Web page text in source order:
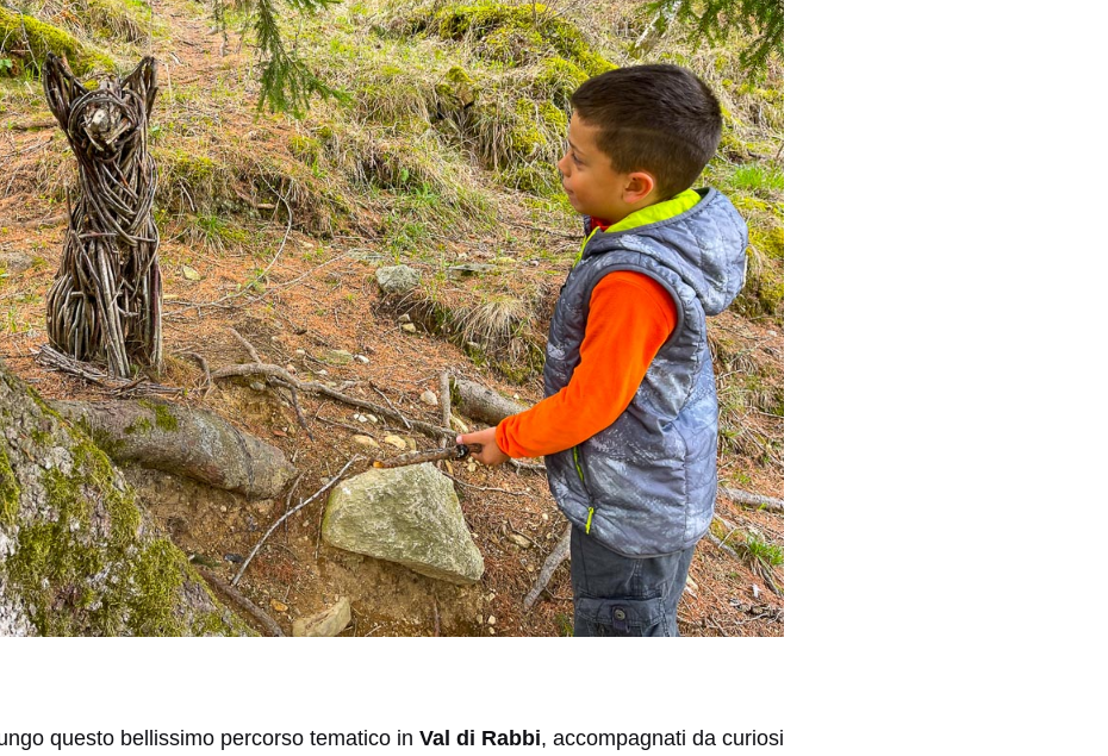
questo bellissimo percorso tematico in Val di Rabbi, accompagnati da curiosi